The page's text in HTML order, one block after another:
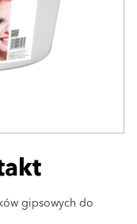
gipsowych do